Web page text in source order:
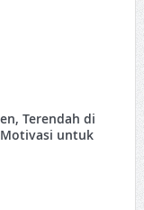
Terendah di
Motivasi untuk